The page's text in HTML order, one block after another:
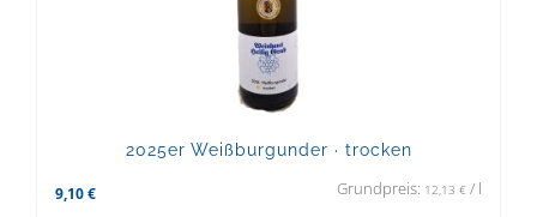
2025er Weißburgunder · trocken
9,10 € Grundpreis: 12,13 € / l